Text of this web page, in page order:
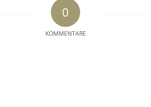
0
KOMMENTARE